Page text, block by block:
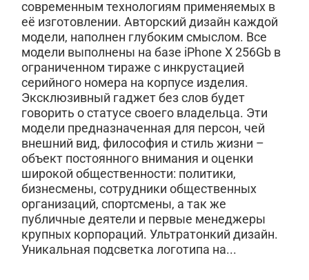
современным технологиям применяемых в
её изготовлении. Авторский дизайн каждой
модели, наполнен глубоким смыслом. Все
модели выполнены на базе iPhone X 256Gb в
ограниченном тираже с инкрустацией
серийного номера на корпусе изделия.
Эксклюзивный гаджет без слов будет
говорить о статусе своего владельца. Эти
модели предназначенная для персон, чей
внешний вид, философия и стиль жизни –
объект постоянного внимания и оценки
широкой общественности: политики,
бизнесмены, сотрудники общественных
организаций, спортсмены, а так же
публичные деятели и первые менеджеры
крупных корпораций. Ультратонкий дизайн.
Уникальная подсветка логотипа на...